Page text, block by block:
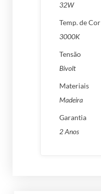
32W
Temp. de Cor
3000K
Tensão
Bivolt
Materiais
Madeira
Garantia
2 Anos